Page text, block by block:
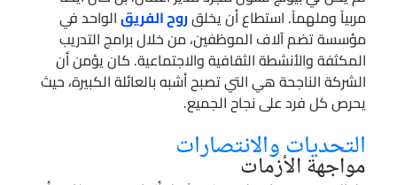
مربياً وملهماً. استطاع أن يخلقروح الفريقالواحد في
مؤسسة تضم آلاف الموظفين، من خلال برامج التدريب
المكثفة والأنشطة الثقافية والاجتماعية. كان يؤمن أن
الشركة الناجحة هي التي تصبح أشبه بالعائلة الكبيرة، حيث
يحرص كل فرد على نجاح الجميع.
التحديات والانتصارات
مواجهة الأزمات